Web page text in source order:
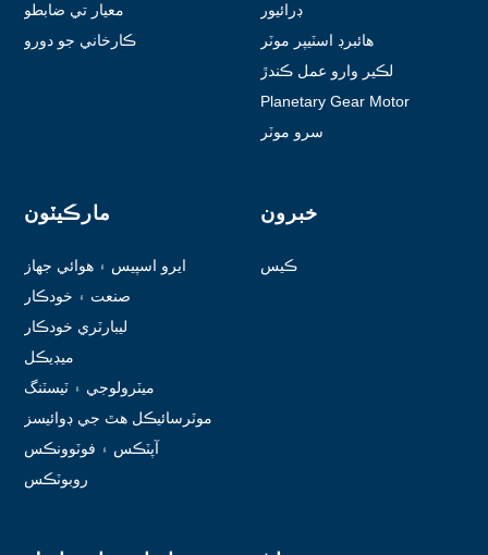
معيار تي ضابطو
ڪارخاني جو دورو
ڊرائيور
هائبرڊ اسٽيپر موٽر
لڪير وارو عمل ڪندڙ
Planetary Gear Motor
سرو موٽر
مارڪيٽون
ايرو اسپيس ۽ هوائي جهاز
صنعت ۽ خودڪار
ليبارٽري خودڪار
ميڊيڪل
ميٽرولوجي ۽ ٽيسٽنگ
موٽرسائيڪل هٿ جي ڊوائيسز
آپٽڪس ۽ فوٽوونڪس
روبوٽڪس
خبرون
ڪيس